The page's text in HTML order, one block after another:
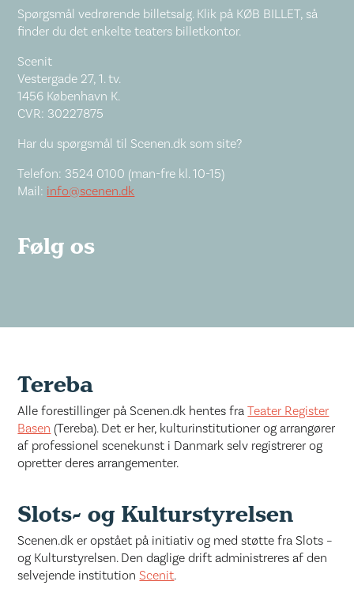
Spørgsmål vedrørende billetsalg. Klik på KØB BILLET, så
finder du det enkelte teaters billetkontor.
Scenit
Vestergade 27, 1. tv.
1456 København K.
CVR: 30227875
Har du spørgsmål til Scenen.dk som site?
Telefon: 3524 0100 (man-fre kl. 10-15)
Mail: info@scenen.dk
Følg os
Tereba
Alle forestillinger på Scenen.dk hentes fraTeater Register
Basen (Tereba). Det er her, kulturinstitutioner og arrangører
af professionel scenekunst i Danmark selv registrerer og
opretter deres arrangementer.
Slots- og Kulturstyrelsen
Scenen.dk er opstået på initiativ og med støtte fra Slots –
og Kulturstyrelsen. Den daglige drift administreres af den
selvejende institutionScenit.